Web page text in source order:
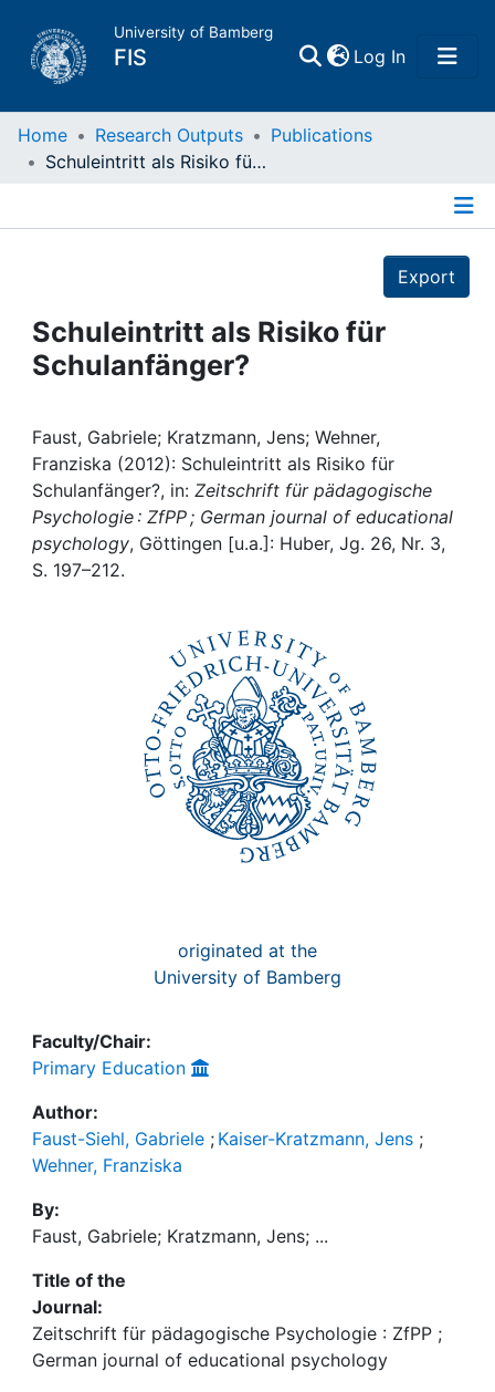
University of Bamberg
FIS Log In(current)
Home
Projects
People
Institutions
Awards
My FIS
Home Research Outputs
Publications
Schuleintritt als Risiko für Schulanfänger?
Export
Schuleintritt als Risiko für
Schulanfänger?
Faust, Gabriele; Kratzmann, Jens; Wehner,
Franziska (2012): Schuleintritt als Risiko für
Schulanfänger?, in: Zeitschrift für pädagogische
Psychologie : ZfPP ; German journal of educational
psychology, Göttingen [u.a.]: Huber, Jg. 26, Nr. 3,
S. 197–212.
originated at the
University of Bamberg
Faculty/Chair:
Primary Education
Author:
Faust-Siehl, Gabriele ; Kaiser-Kratzmann, Jens ;
Wehner, Franziska
By:
Faust, Gabriele; Kratzmann, Jens; ...
Title of the
Journal:
Zeitschrift für pädagogische Psychologie : ZfPP ;
German journal of educational psychology